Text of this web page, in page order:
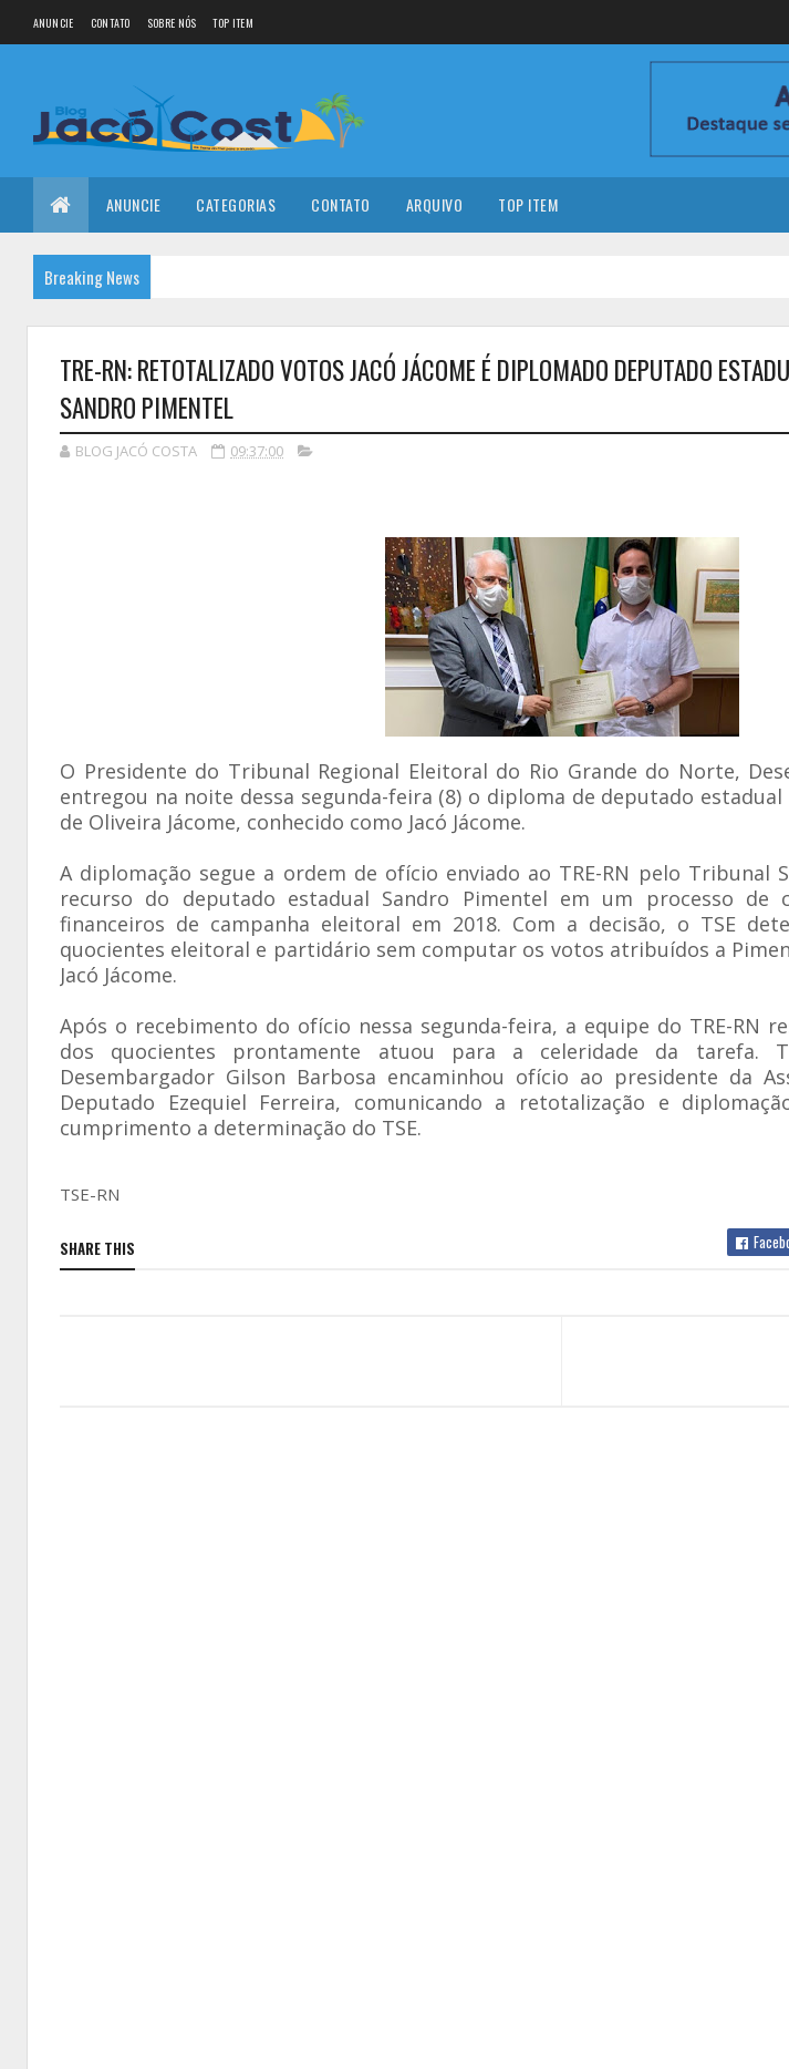
ANUNCIE CONTATO SOBRE NÓS TOP ITEM
ANUNCIE CATEGORIAS CONTATO ARQUIVO TOP ITEM
Breaking News
TRE-RN: RETOTALIZADO VOTOS JACÓ JÁCOME É DIPLOMADO DEPUTADO
SANDRO PIMENTEL
BLOG JACÓ COSTA 09:37:00
O Presidente do Tribunal Regional Eleitoral do Rio Grande do Norte,
entregou na noite dessa segunda-feira (8) o diploma de deputado estadual
de Oliveira Jácome, conhecido como Jacó Jácome.
A diplomação segue a ordem de ofício enviado ao TRE-RN pelo Tribunal
recurso do deputado estadual Sandro Pimentel em um processo de
financeiros de campanha eleitoral em 2018. Com a decisão, o TSE
quocientes eleitoral e partidário sem computar os votos atribuídos a
Jacó Jácome.
Após o recebimento do ofício nessa segunda-feira, a equipe do TRE-RN
dos quocientes prontamente atuou para a celeridade da tarefa.
Desembargador Gilson Barbosa encaminhou ofício ao presidente da
Deputado Ezequiel Ferreira, comunicando a retotalização e
cumprimento a determinação do TSE.
TSE-RN
SHARE THIS